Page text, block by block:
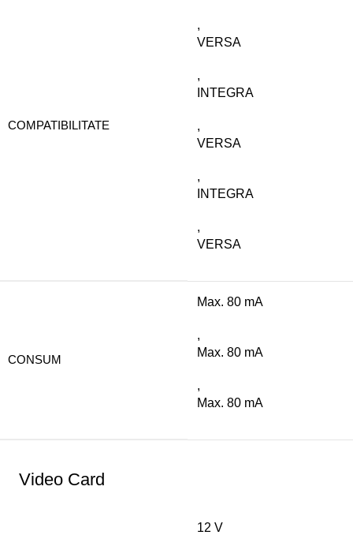
COMPATIBILITATE
,
VERSA
,
INTEGRA
,
VERSA
,
INTEGRA
,
VERSA
CONSUM
Max. 80 mA
,
Max. 80 mA
,
Max. 80 mA
Video Card
12 V